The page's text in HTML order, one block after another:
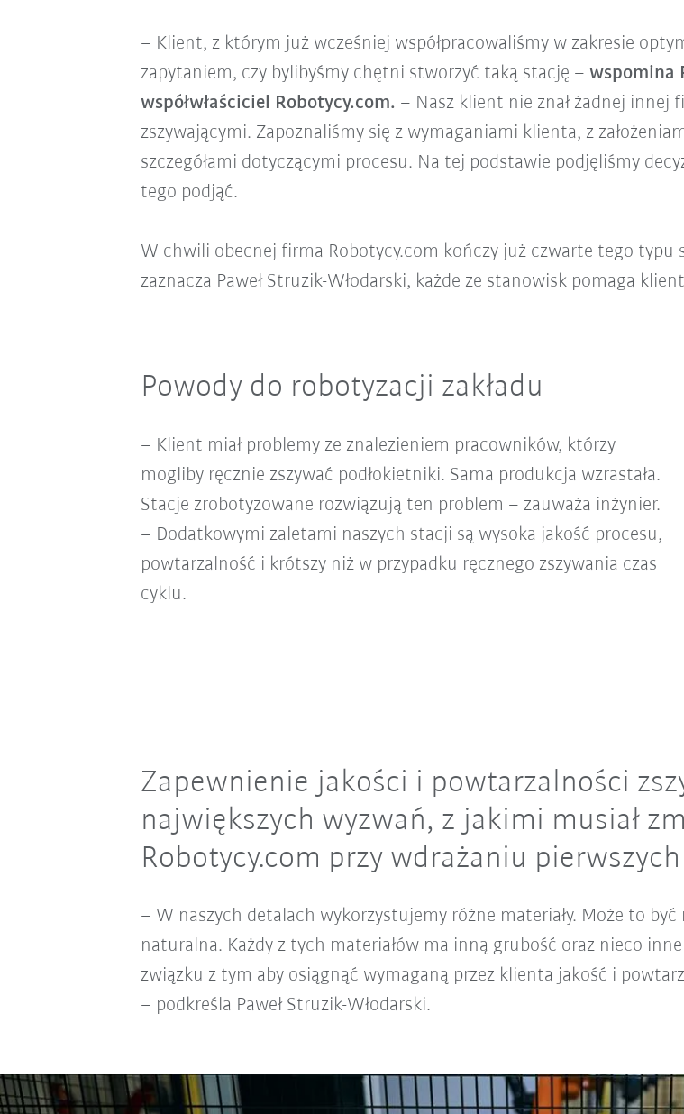
– Klient, z którym już wcześniej współpracowaliśmy w zakresie
zapytaniem, czy bylibyśmy chętni stworzyć taką stację – wspomina
współwłaściciel Robotycy.com. – Nasz klient nie znał żadnej
zszywającymi. Zapoznaliśmy się z wymaganiami klienta, z
szczegółami dotyczącymi procesu. Na tej podstawie podjęliśmy
tego podjąć.
W chwili obecnej firma Robotycy.com kończy już czwarte tego
zaznacza Paweł Struzik-Włodarski, każde ze stanowisk pomaga
Powody do robotyzacji zakładu
– Klient miał problemy ze znalezieniem pracowników, którzy
mogliby ręcznie zszywać podłokietniki. Sama produkcja wzrastała.
Stacje zrobotyzowane rozwiązują ten problem – zauważa inżynier.
– Dodatkowymi zaletami naszych stacji są wysoka jakość procesu,
powtarzalność i krótszy niż w przypadku ręcznego zszywania czas
cyklu.
Zapewnienie jakości i powtarzalności
największych wyzwań, z jakimi musiał
Robotycy.com przy wdrażaniu
– W naszych detalach wykorzystujemy różne materiały. Może to
naturalna. Każdy z tych materiałów ma inną grubość oraz nieco
związku z tym aby osiągnąć wymaganą przez klienta jakość i
– podkreśla Paweł Struzik-Włodarski.